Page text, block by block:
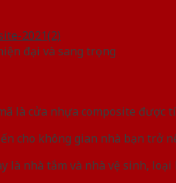
đại và sang trọng
là cửa nhựa composite được
cho không gian nhà bạn trở
là nhà tắm và nhà vệ sinh,